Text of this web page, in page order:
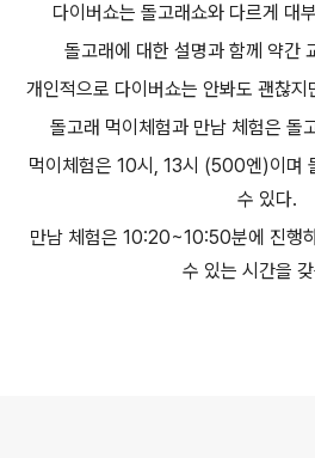
다이버쇼는 돌고래쇼와 다르게 대
돌고래에 대한 설명과 함께 약간
개인적으로 다이버쇼는 안봐도 괜찮
돌고래 먹이체험과 만남 체험은 돌
먹이체험은 10시, 13시 (500엔)이며
수 있다.
만남 체험은 10:20~10:50분에 진행
수 있는 시간을